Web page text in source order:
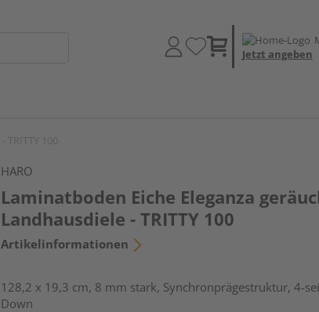
Jetzt angeben
HARO
Laminatboden Eiche Eleganza
Landhausdiele - TRITTY 100
Artikelinformationen
128,2 x 19,3 cm, 8 mm stark, Synchronprägestruktur, 4-
Down